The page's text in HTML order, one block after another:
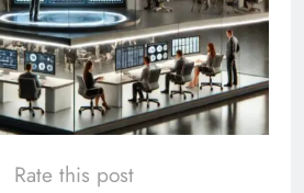
Rate this post